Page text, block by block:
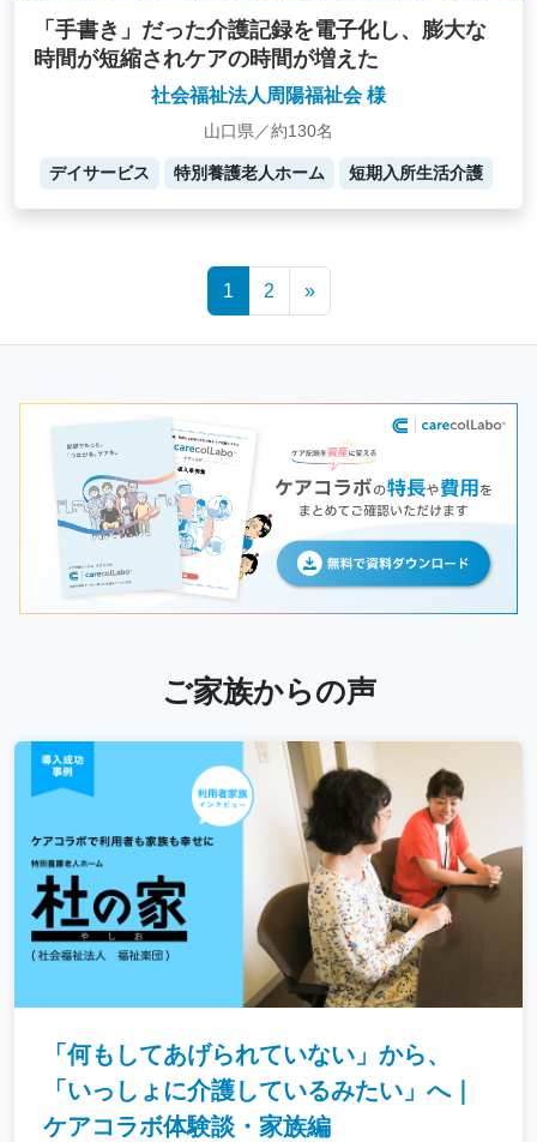
「手書き」だった介護記録を電子化し、膨大な
時間が短縮されケアの時間が増えた
社会福祉法人周陽福祉会 様
山口県／約130名
デイサービス 特別養護老人ホーム 短期入所生活介護
1 2 »
ご家族からの声
「何もしてあげられていない」から、
「いっしょに介護しているみたい」へ｜
ケアコラボ体験談・家族編